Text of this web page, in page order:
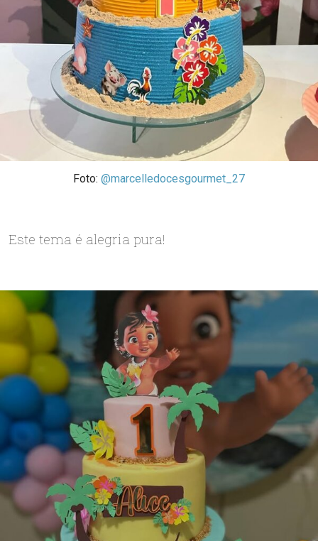
Foto: @marcelledocesgourmet_27
Este tema é alegria pura!